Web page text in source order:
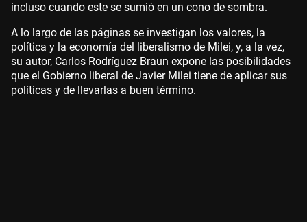
incluso cuando este se sumió en un cono de sombra.
A lo largo de las páginas se investigan los valores, la
política y la economía del liberalismo de Milei, y, a la vez,
su autor, Carlos Rodríguez Braun expone las posibilidades
que el Gobierno liberal de Javier Milei tiene de aplicar sus
políticas y de llevarlas a buen término.